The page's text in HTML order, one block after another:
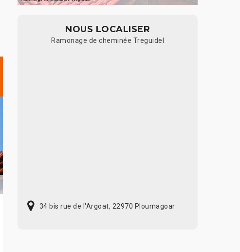
NOUS LOCALISER
Ramonage de cheminée Treguidel
34 bis rue de l'Argoat, 22970 Ploumagoar